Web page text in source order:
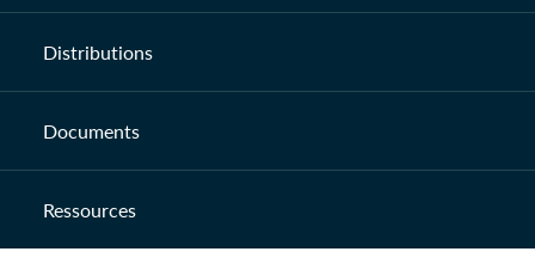
Distributions
Documents
Ressources